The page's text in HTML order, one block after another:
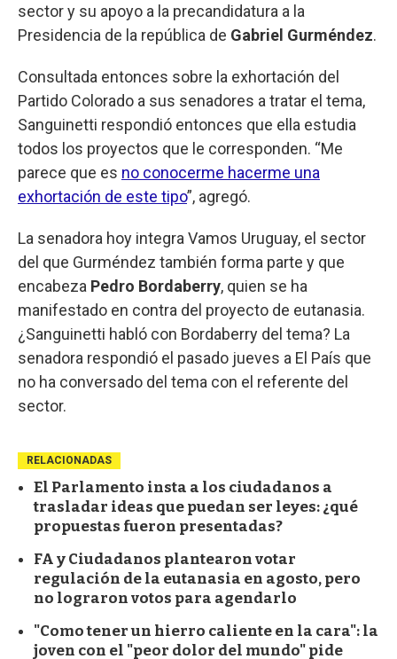
sector y su apoyo a la precandidatura a la
Presidencia de la república de Gabriel Gurméndez.
Consultada entonces sobre la exhortación del
Partido Colorado a sus senadores a tratar el tema,
Sanguinetti respondió entonces que ella estudia
todos los proyectos que le corresponden. “Me
parece que es no conocerme hacerme una
exhortación de este tipo”, agregó.
La senadora hoy integra Vamos Uruguay, el sector
del que Gurméndez también forma parte y que
encabeza Pedro Bordaberry, quien se ha
manifestado en contra del proyecto de eutanasia.
¿Sanguinetti habló con Bordaberry del tema? La
senadora respondió el pasado jueves a El País que
no ha conversado del tema con el referente del
sector.
RELACIONADAS
El Parlamento insta a los ciudadanos a
trasladar ideas que puedan ser leyes: ¿qué
propuestas fueron presentadas?
FA y Ciudadanos plantearon votar
regulación de la eutanasia en agosto, pero
no lograron votos para agendarlo
"Como tener un hierro caliente en la cara": la
joven con el "peor dolor del mundo" pide